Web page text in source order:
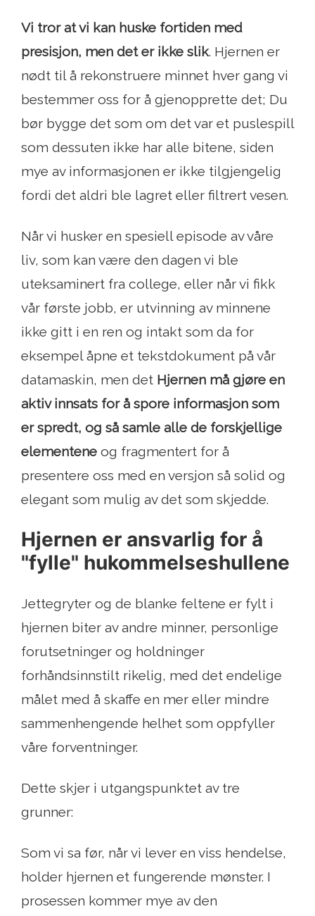
Vi tror at vi kan huske fortiden med
presisjon, men det er ikke slik. Hjernen er
nødt til å rekonstruere minnet hver gang vi
bestemmer oss for å gjenopprette det; Du
bør bygge det som om det var et puslespill
som dessuten ikke har alle bitene, siden
mye av informasjonen er ikke tilgjengelig
fordi det aldri ble lagret eller filtrert vesen.
Når vi husker en spesiell episode av våre
liv, som kan være den dagen vi ble
uteksaminert fra college, eller når vi fikk
vår første jobb, er utvinning av minnene
ikke gitt i en ren og intakt som da for
eksempel åpne et tekstdokument på vår
datamaskin, men det Hjernen må gjøre en
aktiv innsats for å spore informasjon som
er spredt, og så samle alle de forskjellige
elementene og fragmentert for å
presentere oss med en versjon så solid og
elegant som mulig av det som skjedde.
Hjernen er ansvarlig for å
"fylle" hukommelseshullene
Jettegryter og de blanke feltene er fylt i
hjernen biter av andre minner, personlige
forutsetninger og holdninger
forhåndsinnstilt rikelig, med det endelige
målet med å skaffe en mer eller mindre
sammenhengende helhet som oppfyller
våre forventninger.
Dette skjer i utgangspunktet av tre
grunner:
Som vi sa før, når vi lever en viss hendelse,
holder hjernen et fungerende mønster. I
prosessen kommer mye av den